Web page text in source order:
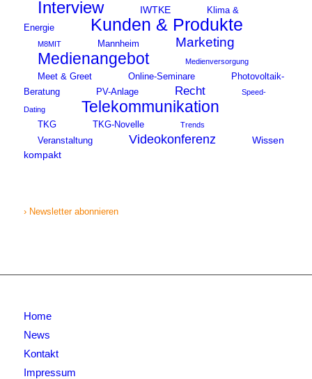
Interview IWTKE
Klima &
Energie
Kunden & Produkte
M8MIT Mannheim Marketing
Medienangebot Medienversorgung
Meet & Greet Online-Seminare
Photovoltaik-
Beratung
PV-Anlage Recht Speed-
Dating Telekommunikation
TKG TKG-Novelle Trends
Veranstaltung Videokonferenz
Wissen
kompakt
› Newsletter abonnieren
Home
News
Kontakt
Impressum